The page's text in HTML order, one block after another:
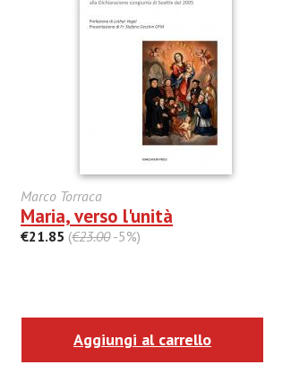
Marco Torraca
Maria, verso l'unità
€21.85 (€23.00-5%)
Aggiungi al carrello